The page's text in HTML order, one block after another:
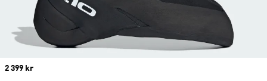
Price
2 399 kr